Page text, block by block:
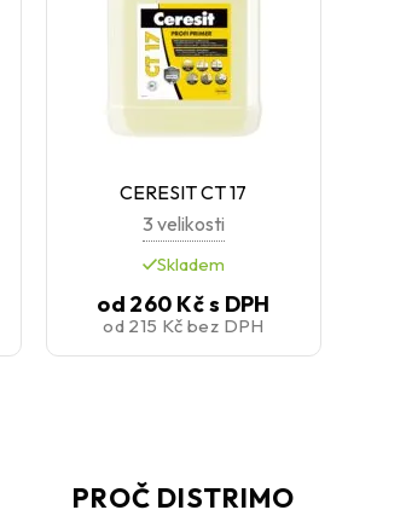
CERESIT CT 17
3 velikosti
Skladem
od 260 Kčs DPH
od 215 Kčbez DPH
PROČ DISTRIMO